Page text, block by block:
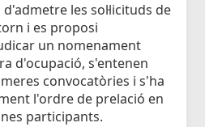
les sol·licituds de
i es proposi
un nomenament
d'ocupació, s'entenen
convocatòries i s'ha
l'ordre de prelació en
participants.